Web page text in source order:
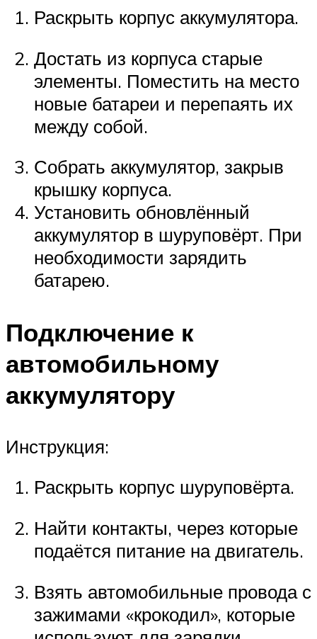
Раскрыть корпус аккумулятора.
Достать из корпуса старые
элементы. Поместить на место
новые батареи и перепаять их
между собой.
Собрать аккумулятор, закрыв
крышку корпуса.
Установить обновлённый
аккумулятор в шуруповёрт. При
необходимости зарядить
батарею.
Подключение к
автомобильному
аккумулятору
Инструкция:
Раскрыть корпус шуруповёрта.
Найти контакты, через которые
подаётся питание на двигатель.
Взять автомобильные провода с
зажимами «крокодил», которые